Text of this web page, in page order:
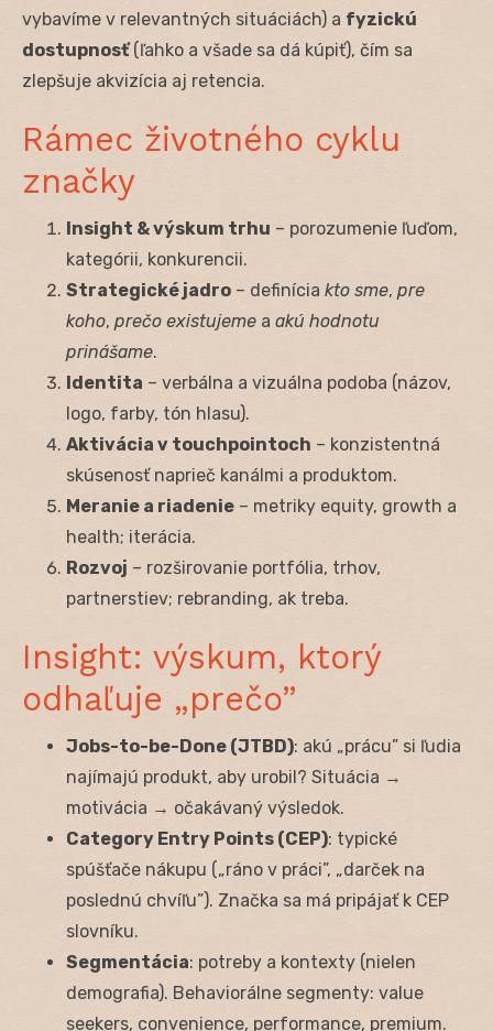
vybavíme v relevantných situáciách) a fyzickú
dostupnosť(ľahko a všade sa dá kúpiť), čím sa
zlepšuje akvizícia aj retencia.
Rámec životného cyklu
značky
Insight & výskum trhu – porozumenie ľuďom,
kategórii, konkurencii.
Strategické jadro – definícia kto sme, pre
koho, prečo existujeme a akú hodnotu
prinášame.
Identita – verbálna a vizuálna podoba (názov,
logo, farby, tón hlasu).
Aktivácia v touchpointoch – konzistentná
skúsenosť naprieč kanálmi a produktom.
Meranie a riadenie – metriky equity, growth a
health; iterácia.
Rozvoj – rozširovanie portfólia, trhov,
partnerstiev; rebranding, ak treba.
Insight: výskum, ktorý
odhaľuje „prečo”
Jobs-to-be-Done (JTBD): akú „prácu” si ľudia
najímajú produkt, aby urobil? Situácia →
motivácia → očakávaný výsledok.
Category Entry Points (CEP): typické
spúšťače nákupu („ráno v práci”, „darček na
poslednú chvíľu”). Značka sa má pripájať k CEP
slovníku.
Segmentácia: potreby a kontexty (nielen
demografia). Behaviorálne segmenty: value
seekers, convenience, performance, premium.